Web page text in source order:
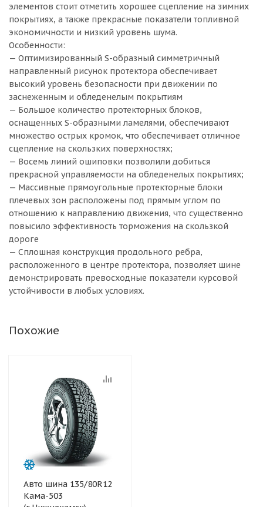
элементов стоит отметить хорошее сцепление на зимних
покрытиях, а также прекрасные показатели топливной
экономичности и низкий уровень шума.
Особенности:
— Оптимизированный S-образный симметричный
направленный рисунок протектора обеспечивает
высокий уровень безопасности при движении по
заснеженным и обледенелым покрытиям
— Большое количество протекторных блоков,
оснащенных S-образными ламелями, обеспечивают
множество острых кромок, что обеспечивает отличное
сцепление на скользких поверхностях;
— Восемь линий ошиповки позволили добиться
прекрасной управляемости на обледенелых покрытиях;
— Массивные прямоугольные протекторные блоки
плечевых зон расположены под прямым углом по
отношению к направлению движения, что существенно
повысило эффективность торможения на скользкой
дороге
— Сплошная конструкция продольного ребра,
расположенного в центре протектора, позволяет шине
демонстрировать превосходные показатели курсовой
устойчивости в любых условиях.
Похожие
Авто шина 135/80R12
Кама-503